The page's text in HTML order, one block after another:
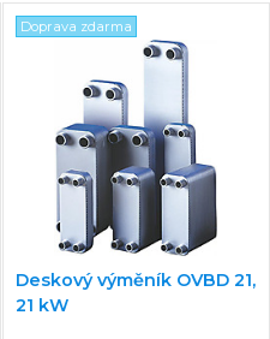
Doprava zdarma
Deskový výměník OVBD 21,
21 kW